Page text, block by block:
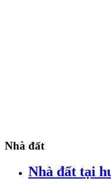
Nhà đất
Nhà đất tại